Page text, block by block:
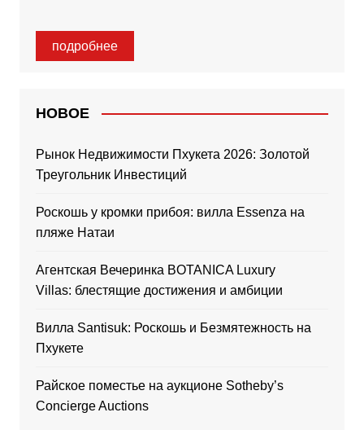
подробнее
НОВОЕ
Рынок Недвижимости Пхукета 2026: Золотой
Треугольник Инвестиций
Роскошь у кромки прибоя: вилла Essenza на
пляже Натаи
Агентская Вечеринка BOTANICA Luxury
Villas: блестящие достижения и амбиции
Вилла Santisuk: Роскошь и Безмятежность на
Пхукете
Райское поместье на аукционе Sotheby’s
Concierge Auctions